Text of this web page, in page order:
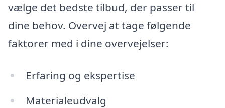
vælge det bedste tilbud, der passer til
dine behov. Overvej at tage følgende
faktorer med i dine overvejelser:
Erfaring og ekspertise
Materialeudvalg